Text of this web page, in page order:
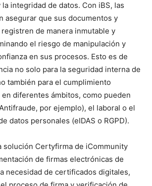
integridad de datos. Con iBS, las
asegurar que sus documentos y
de manera inmutable y
el riesgo de manipulación y
en sus procesos. Esto es de
no solo para la seguridad interna de
también para el cumplimiento
diferentes ámbitos, como pueden
por ejemplo), el laboral o el
datos personales (eIDAS o RGPD).
solución Certyfirma de iCommunity
de firmas electrónicas de
necesidad de certificados digitales,